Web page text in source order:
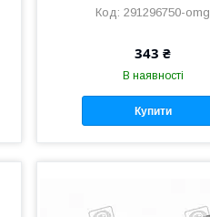
291296750-omg
343 ₴
В наявності
Купити